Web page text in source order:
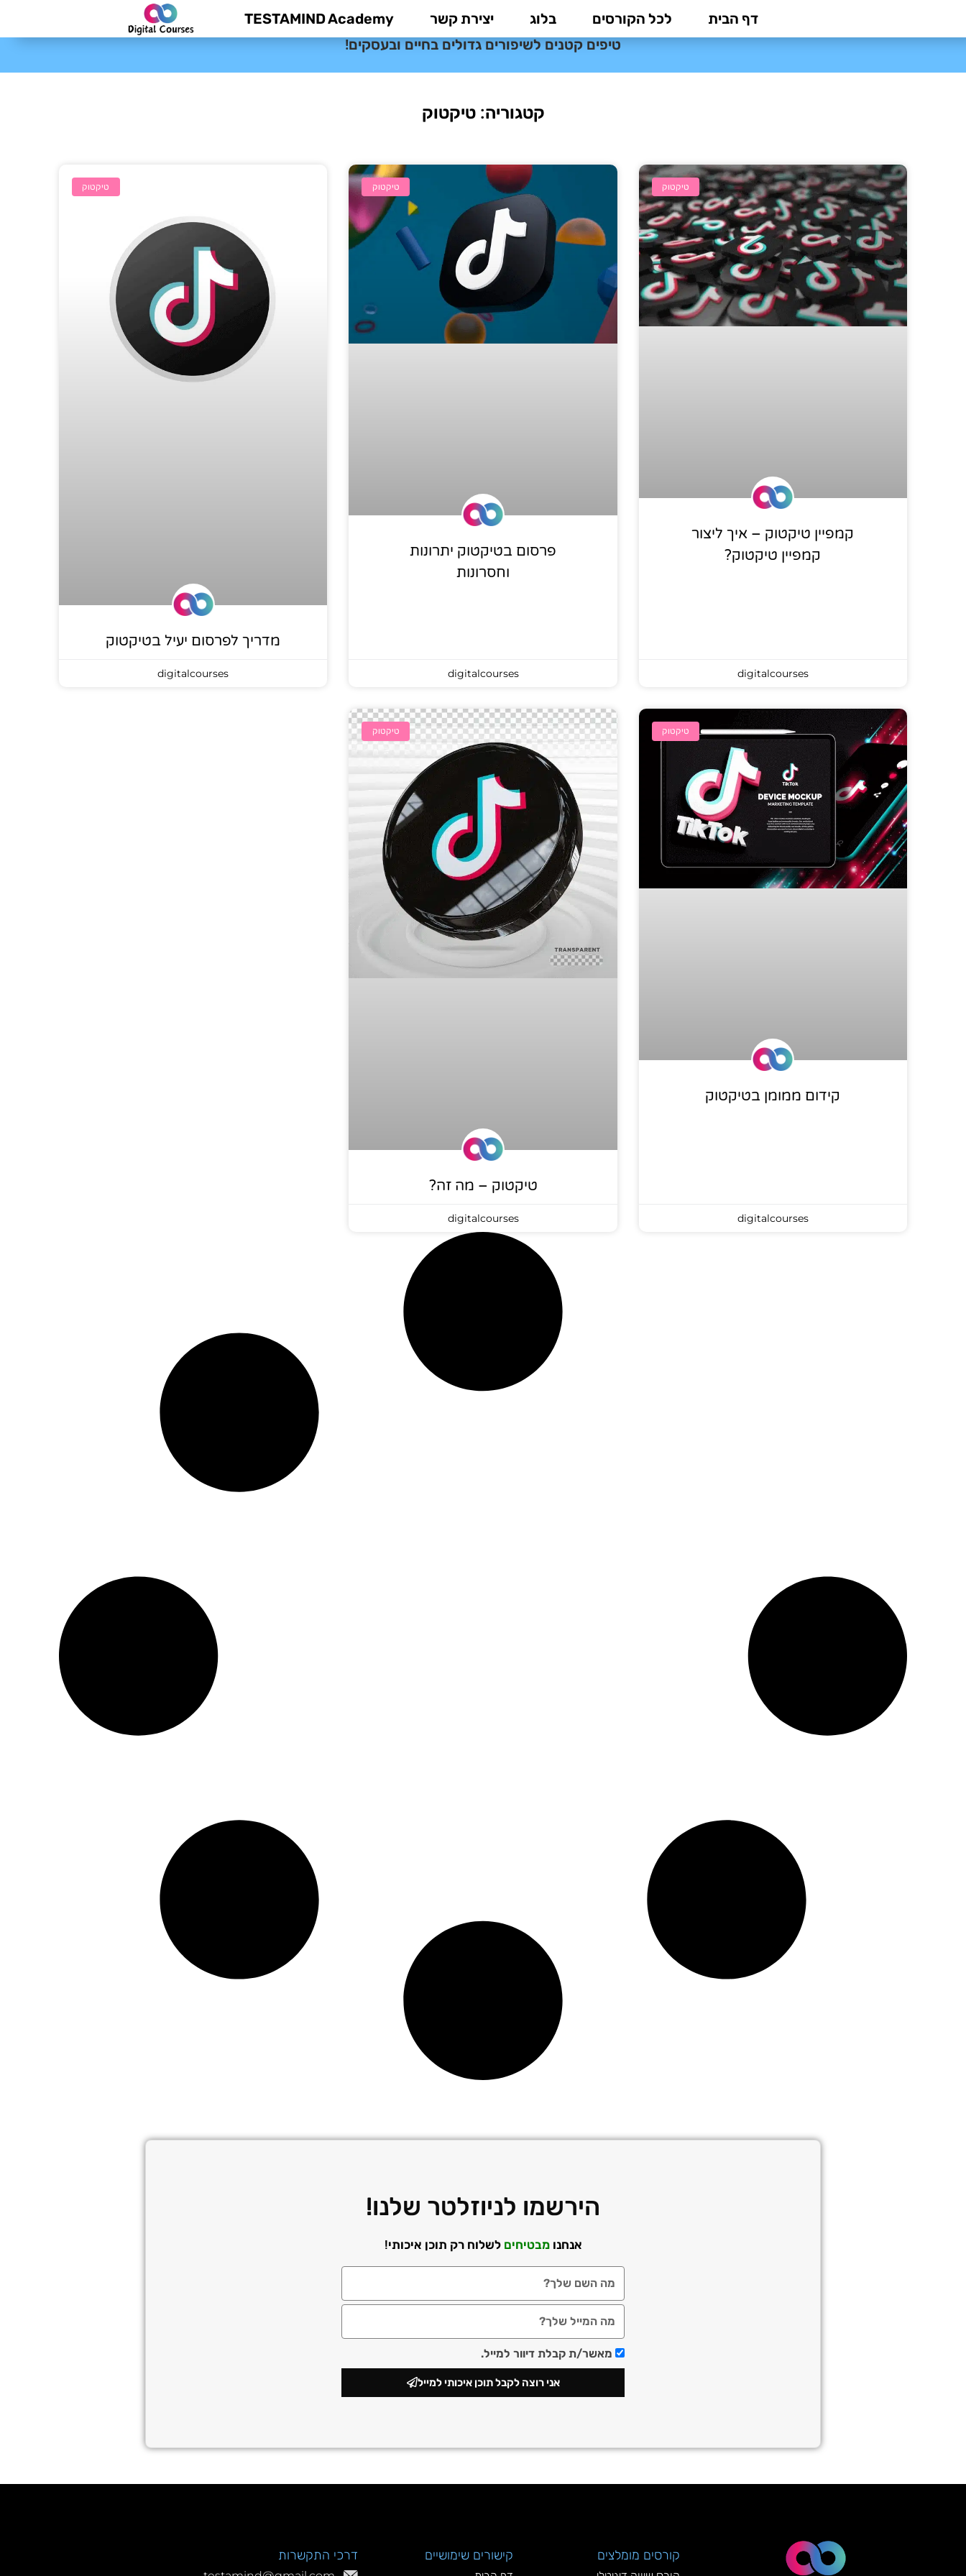
דף הבית לכל הקורסים בלוג יצירת קשר TESTAMIND Academyבלוג קורסים דיגיטליים
טיפים קטנים לשיפורים גדולים בחיים ובעסקים!
קטגוריה: טיקטוק
טיקטוק
קמפיין טיקטוק – איך ליצור
קמפיין טיקטוק?
digitalcourses
טיקטוק
פרסום בטיקטוק יתרונות
וחסרונות
digitalcourses
טיקטוק
מדריך לפרסום יעיל בטיקטוק
digitalcourses
טיקטוק
קידום ממומן בטיקטוק
digitalcourses
טיקטוק
טיקטוק – מה זה?
digitalcourses
הירשמו לניוזלטר שלנו!
אנחנומבטיחיםלשלוח רק תוכן איכותי!
מאשר/ת קבלת דיוור למייל.
אני רוצה לקבל תוכן איכותי למייל
קורסים מומלצים קישורים שימושיים דרכי התקשרות